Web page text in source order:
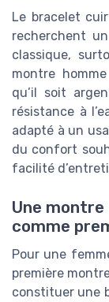
Le bracelet
recherchent
classique,
montre
qu’il soit
résistance à
adapté à un
du confort
facilité
Une
comme
Pour une
première
constituer une